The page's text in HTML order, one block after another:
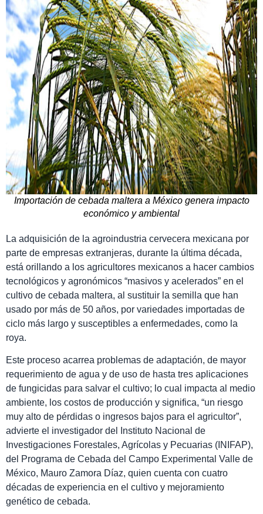
Importación de cebada maltera a México genera impacto
económico y ambiental
La adquisición de la agroindustria cervecera mexicana por
parte de empresas extranjeras, durante la última década,
está orillando a los agricultores mexicanos a hacer cambios
tecnológicos y agronómicos “masivos y acelerados” en el
cultivo de cebada maltera, al sustituir la semilla que han
usado por más de 50 años, por variedades importadas de
ciclo más largo y susceptibles a enfermedades, como la
roya.
Este proceso acarrea problemas de adaptación, de mayor
requerimiento de agua y de uso de hasta tres aplicaciones
de fungicidas para salvar el cultivo; lo cual impacta al medio
ambiente, los costos de producción y significa, “un riesgo
muy alto de pérdidas o ingresos bajos para el agricultor”,
advierte el investigador del Instituto Nacional de
Investigaciones Forestales, Agrícolas y Pecuarias (INIFAP),
del Programa de Cebada del Campo Experimental Valle de
México, Mauro Zamora Díaz, quien cuenta con cuatro
décadas de experiencia en el cultivo y mejoramiento
genético de cebada.